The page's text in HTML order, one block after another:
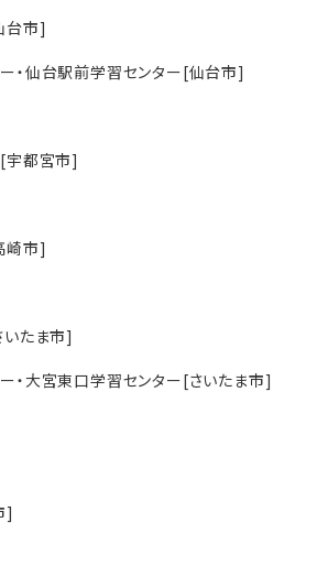
台市]
・仙台駅前学習センター[仙台市]
宇都宮市]
崎市]
たま市]
・大宮東口学習センター[さいたま市]
]